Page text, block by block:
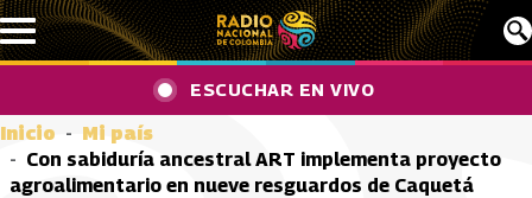
Pasar al contenido principal
ESCUCHAR EN VIVO
Inicio
Mi país
Con sabiduría ancestral ART implementa proyecto
agroalimentario en nueve resguardos de Caquetá